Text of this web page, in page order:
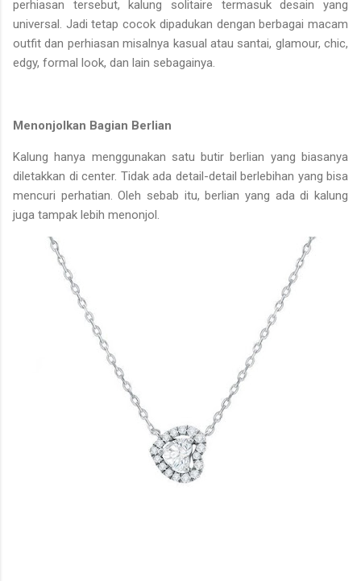
perhiasan tersebut, kalung solitaire termasuk desain yang
universal. Jadi tetap cocok dipadukan dengan berbagai macam
outfit dan perhiasan misalnya kasual atau santai, glamour, chic,
edgy, formal look, dan lain sebagainya.
Menonjolkan Bagian Berlian
Kalung hanya menggunakan satu butir berlian yang biasanya
diletakkan di center. Tidak ada detail-detail berlebihan yang bisa
mencuri perhatian. Oleh sebab itu, berlian yang ada di kalung
juga tampak lebih menonjol.